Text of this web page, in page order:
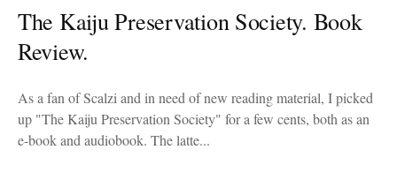
The Kaiju Preservation Society. Book
Review.
As a fan of Scalzi and in need of new reading material, I picked
up "The Kaiju Preservation Society" for a few cents, both as an
e-book and audiobook. The latte...